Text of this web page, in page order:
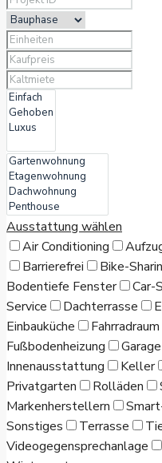
Ausstattung wählen
Air Conditioning
Barrierefrei
Bike-
Bodentiefe Fenster
Car-
Service
Dachterrasse
Einbauküche
Fahrradraum
Fußbodenheizung
Garage
Innenausstattung
Keller
Privatgarten
Rolläden
Markenherstellern
Sonstiges
Terrasse
Videogegensprechanlage